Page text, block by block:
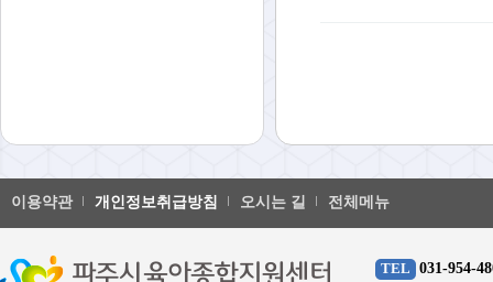
이용약관 개인정보취급방침 오시는 길 전체메뉴
TEL 031-954-